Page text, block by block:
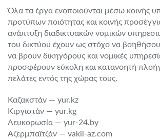
Όλα τα έργα ενοποιούνται μέσω κοινής
προτύπων ποιότητας και κοινής
ανάπτυξη διαδικτυακών νομικών
του δικτύου έχουν ως στόχο να
να βρουν δικηγόρους και νομικές
προσφέρουν εύκολη και κατανοητή
πελάτες εντός της χώρας τους.
Καζακστάν — yur.kz
Κιργιστάν — yur.kg
Λευκορωσία — yur-24.by
Αζερμπαϊτζάν — vakil-az.com